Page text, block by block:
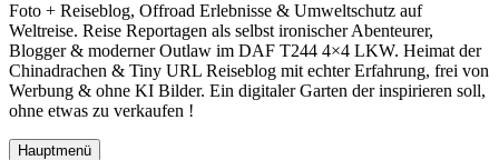
Foto + Reiseblog, Offroad Erlebnisse & Umweltschutz auf
Weltreise. Reise Reportagen als selbst ironischer Abenteurer,
Blogger & moderner Outlaw im DAF T244 4×4 LKW. Heimat der
Chinadrachen & Tiny URL Reiseblog mit echter Erfahrung, frei von
Werbung & ohne KI Bilder. Ein digitaler Garten der inspirieren soll,
ohne etwas zu verkaufen !
Hauptmenü